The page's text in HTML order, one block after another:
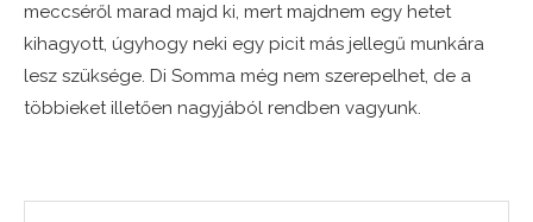
meccséről marad majd ki, mert majdnem egy hetet
kihagyott, úgyhogy neki egy picit más jellegű munkára
lesz szüksége. Di Somma még nem szerepelhet, de a
többieket illetően nagyjából rendben vagyunk.